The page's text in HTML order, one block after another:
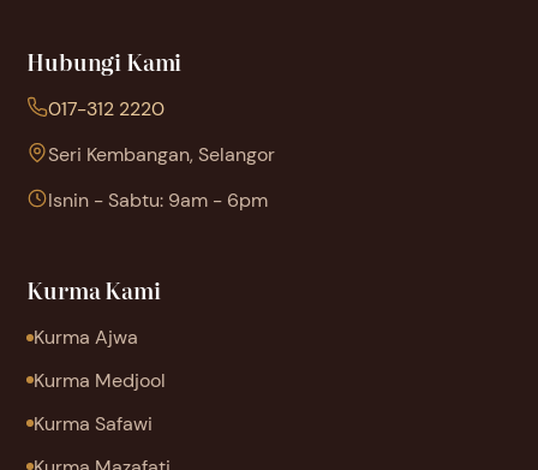
Hubungi Kami
017-312 2220
Seri Kembangan, Selangor
Isnin - Sabtu: 9am - 6pm
Kurma Kami
Kurma Ajwa
Kurma Medjool
Kurma Safawi